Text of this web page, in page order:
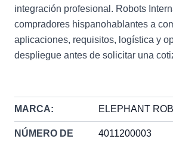
integración profesional. Robots
compradores hispanohablantes a
aplicaciones, requisitos, logística y
despliegue antes de solicitar una
MARCA: ELEPHANT
NÚMERO DE
4011200003